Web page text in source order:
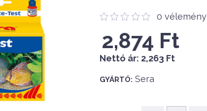
0 vélemény
2,874 Ft
Nettó ár: 2,263 Ft
GYÁRTÓ: Sera